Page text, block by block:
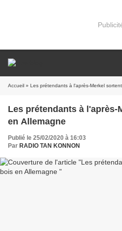
Accueil » Les prétendants à l'après-Merkel
Les prétendants à
en Allemagne
Publié le 25/02/2020 à 16:03
Par RADIO TAN KONNON